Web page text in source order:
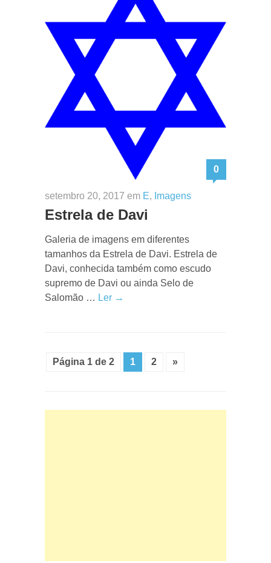
0
setembro 20, 2017 em E, Imagens
Estrela de Davi
Galeria de imagens em diferentes
tamanhos da Estrela de Davi. Estrela de
Davi, conhecida também como escudo
supremo de Davi ou ainda Selo de
Salomão … Ler →
Página 1 de 2 1 2 »